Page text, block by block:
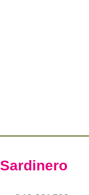
Sardinero